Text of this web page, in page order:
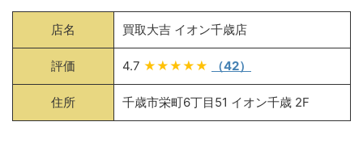
店名 買取大吉 イオン千歳店
評価 4.7 ★★★★★ （42）
住所 千歳市栄町6丁目51 イオン千歳 2F